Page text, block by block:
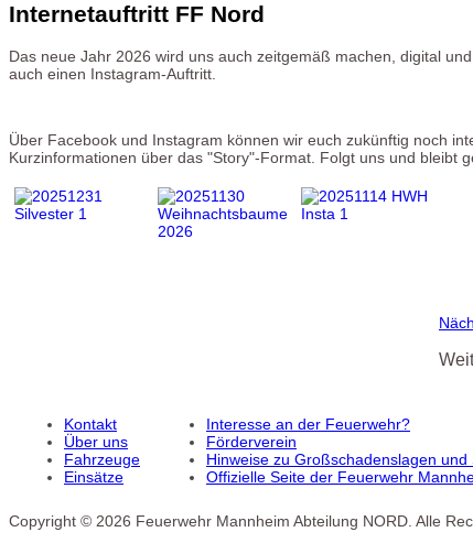
Internetauftritt FF Nord
Das neue Jahr 2026 wird uns auch zeitgemäß machen, digital
auch einen Instagram-Auftritt.
Über Facebook und Instagram können wir euch zukünftig noch
Kurzinformationen über das "Story"-Format. Folgt uns und bleibt
Kontakt
Über uns
Fahrzeuge
Einsätze
Interesse an der Feuerwehr?
Förderverein
Hinweise zu Großschadenslagen und
Offizielle Seite der Feuerwehr
Copyright © 2026 Feuerwehr Mannheim Abteilung NORD. Alle